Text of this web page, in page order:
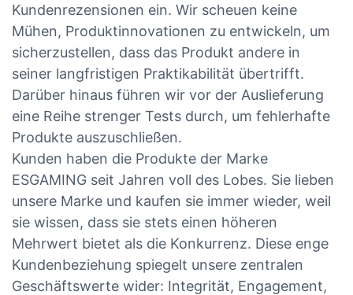
Kundenrezensionen ein. Wir scheuen keine
Mühen, Produktinnovationen zu entwickeln, um
sicherzustellen, dass das Produkt andere in
seiner langfristigen Praktikabilität übertrifft.
Darüber hinaus führen wir vor der Auslieferung
eine Reihe strenger Tests durch, um fehlerhafte
Produkte auszuschließen.
Kunden haben die Produkte der Marke
ESGAMING seit Jahren voll des Lobes. Sie lieben
unsere Marke und kaufen sie immer wieder, weil
sie wissen, dass sie stets einen höheren
Mehrwert bietet als die Konkurrenz. Diese enge
Kundenbeziehung spiegelt unsere zentralen
Geschäftswerte wider: Integrität, Engagement,